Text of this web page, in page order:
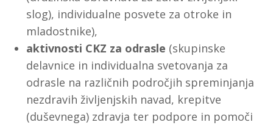
slog), individualne posvete za otroke in
mladostnike),
aktivnosti CKZ za odrasle (skupinske
delavnice in individualna svetovanja za
odrasle na različnih področjih spreminjanja
nezdravih življenjskih navad, krepitve
(duševnega) zdravja ter podpore in pomoči